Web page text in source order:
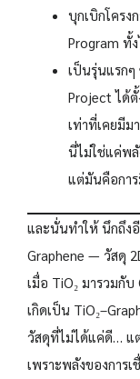
บุกเบิกโครง
Program ทั้
เป็นรุ่นแรกๆ
Project ได้
เท่าที่เคยมีมา
นี่ไม่ใช่แค่พ
แต่มันคือกา
และนั่นทำให้ นึกถึง
Graphene — วัสดุ
เมื่อ TiO₂ มารวมกับ
เกิดเป็น
วัสดุที่ไม่ได้แค่ดี… แ
เพราะพลังของการเ